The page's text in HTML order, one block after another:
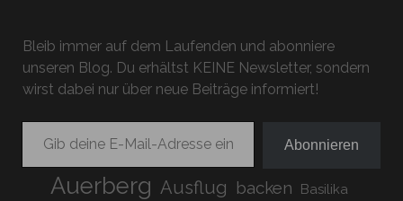
Bleib immer auf dem Laufenden und abonniere
unseren Blog. Du erhältst KEINE Newsletter, sondern
wirst dabei nur über neue Beiträge informiert!
Gib deine E-Mail-Adresse ein ...
Abonnieren
Auerberg Ausflug backen Basilika